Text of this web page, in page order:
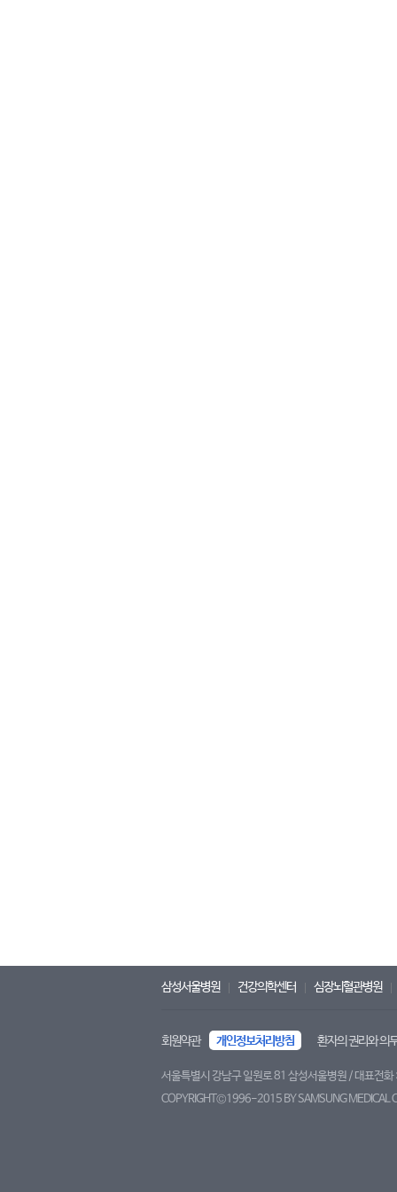
삼성서울병원 건강의학센터 심장뇌혈관병원
회원약관 개인정보처리방침 환자의 권리와 의
서울특별시 강남구 일원로 81 삼성서울병원 / 대표
COPYRIGHT©1996-2015 BY SAMSUNG MEDICAL